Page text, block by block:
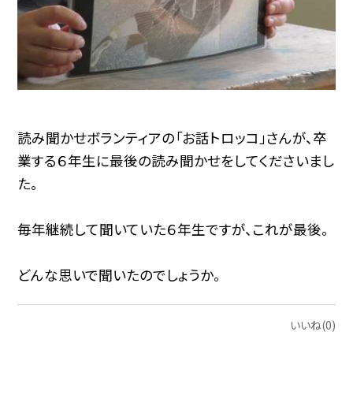
読み聞かせボランティアの「お話トロッコ」さんが、卒
業する６年生に最後の読み聞かせをしてくださいまし
た。
毎年継続して聞いていた６年生ですが、これが最後。
どんな思いで聞いたのでしょうか。
いいね(0)